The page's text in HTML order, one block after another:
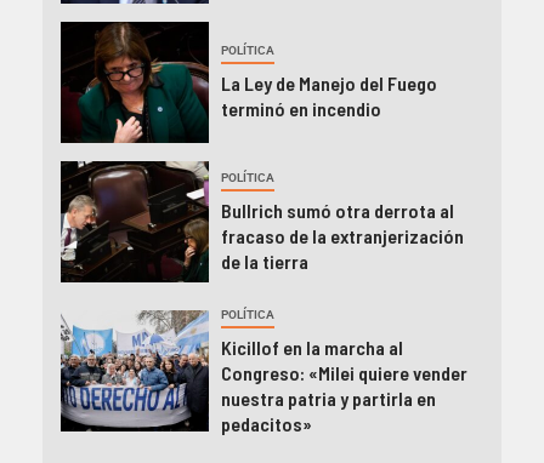
POLÍTICA
La Ley de Manejo del Fuego
terminó en incendio
POLÍTICA
Bullrich sumó otra derrota al
fracaso de la extranjerización
de la tierra
POLÍTICA
Kicillof en la marcha al
Congreso: «Milei quiere vender
nuestra patria y partirla en
pedacitos»